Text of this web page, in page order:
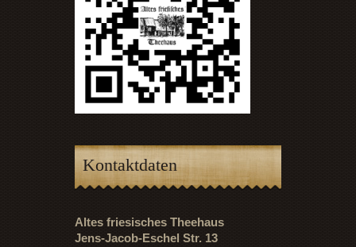
Kontaktdaten
Altes friesisches Theehaus
Jens-Jacob-Eschel Str. 13